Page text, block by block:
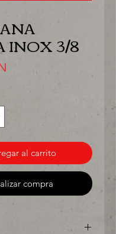
INOX 3/8
al carrito
compra